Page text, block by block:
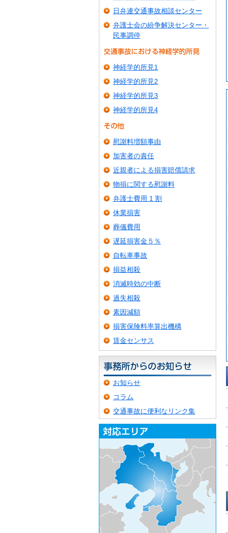
日弁連交通事故相談センター
弁護士会の紛争解決センター・
民事調停
神経学的所見1
神経学的所見2
神経学的所見3
神経学的所見4
慰謝料増額事由
加害者の責任
近親者による損害賠償請求
物損に関する慰謝料
弁護士費用 1 割
休業損害
葬儀費用
遅延損害金５％
自転車事故
損益相殺
消滅時効の中断
過失相殺
素因減額
損害保険料率算出機構
賃金センサス
お知らせ
コラム
交通事故に便利なリンク集